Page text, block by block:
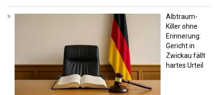
Albtraum-
Killer ohne
Erinnerung:
Gericht in
Zwickau fällt
hartes Urteil